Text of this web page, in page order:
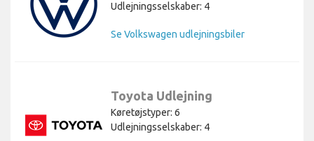
Udlejningsselskaber: 4
Se Volkswagen udlejningsbiler
Toyota Udlejning
Køretøjstyper: 6
Udlejningsselskaber: 4